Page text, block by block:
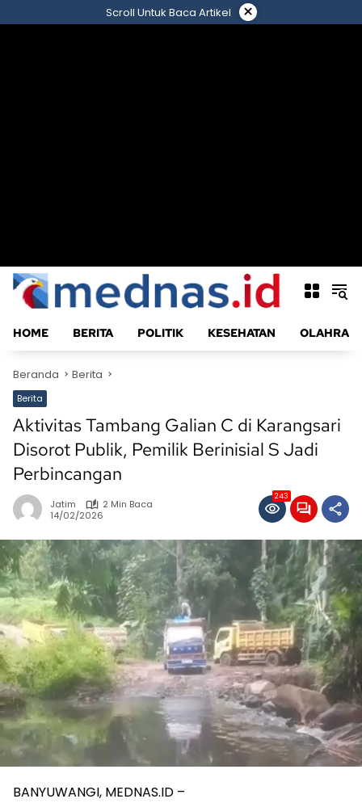
ke
Scroll Untuk Baca Artikel ×
HOME BERITA POLITIK KESEHATAN
Beranda Berita
Berita
Aktivitas Tambang Galian C di Karangsari
Disorot Publik, Pemilik Berinisial S Jadi
Perbincangan
Jatim
2 Min Baca
14/02/2026
243
BANYUWANGI, MEDNAS.ID –